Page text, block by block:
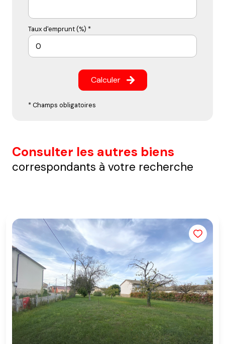
Taux d'emprunt (%) *
Calculer
* Champs obligatoires
Consulter les autres biens
correspondants à votre recherche